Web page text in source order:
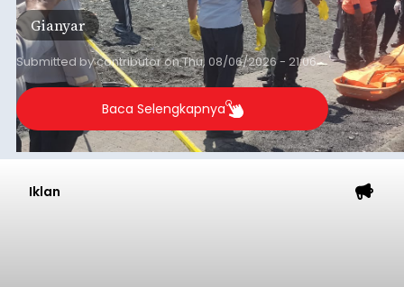
Gianyar
Submitted bycontributoronThu, 08/06/2026 - 21:06
Baca Selengkapnya
Iklan